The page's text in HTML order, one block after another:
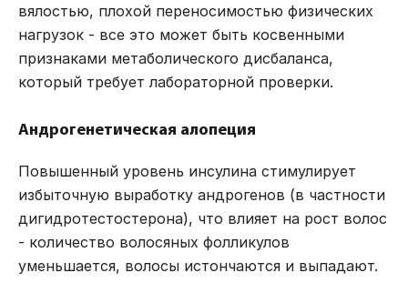
вялостью, плохой переносимостью физических
нагрузок - все это может быть косвенными
признаками метаболического дисбаланса,
который требует лабораторной проверки.
Андрогенетическая алопеция
Повышенный уровень инсулина стимулирует
избыточную выработку андрогенов (в частности
дигидротестостерона), что влияет на рост волос
- количество волосяных фолликулов
уменьшается, волосы истончаются и выпадают.